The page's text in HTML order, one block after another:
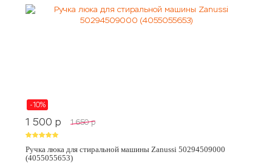
-10%
1 500 p 1 650 p
Ручка люка для стиральной машины Zanussi 50294509000
(4055055653)